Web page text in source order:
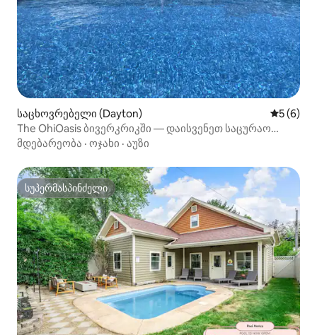
საცხოვრებელი (Dayton) საშუალო
5 (6)
The OhiOasis ბივერკრიკში — დაისვენეთ საცურაო
აუზთან
მდებარეობა · ოჯახი · აუზი
სუპერმასპინძელი
სუპერმასპინძელი